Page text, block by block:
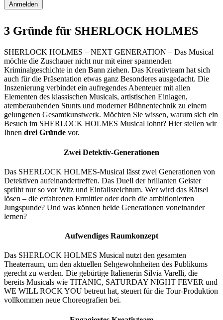
Anmelden
3 Gründe für SHERLOCK HOLMES
SHERLOCK HOLMES – NEXT GENERATION – Das Musical
möchte die Zuschauer nicht nur mit einer spannenden
Kriminalgeschichte in den Bann ziehen. Das Kreativteam hat sich
auch für die Präsentation etwas ganz Besonderes ausgedacht. Die
Inszenierung verbindet ein aufregendes Abenteuer mit allen
Elementen des klassischen Musicals, artistischen Einlagen,
atemberaubenden Stunts und moderner Bühnentechnik zu einem
gelungenen Gesamtkunstwerk. Möchten Sie wissen, warum sich ein
Besuch im SHERLOCK HOLMES Musical lohnt? Hier stellen wir
Ihnen drei Gründe vor.
Zwei Detektiv-Generationen
Das SHERLOCK HOLMES-Musical lässt zwei Generationen von
Detektiven aufeinandertreffen. Das Duell der brillanten Geister
sprüht nur so vor Witz und Einfallsreichtum. Wer wird das Rätsel
lösen – die erfahrenen Ermittler oder doch die ambitionierten
Jungspunde? Und was können beide Generationen voneinander
lernen?
Aufwendiges Raumkonzept
Das SHERLOCK HOLMES Musical nutzt den gesamten
Theaterraum, um den aktuellen Sehgewohnheiten des Publikums
gerecht zu werden. Die gebürtige Italienerin Silvia Varelli, die
bereits Musicals wie TITANIC, SATURDAY NIGHT FEVER und
WE WILL ROCK YOU betreut hat, steuert für die Tour-Produktion
vollkommen neue Choreografien bei.